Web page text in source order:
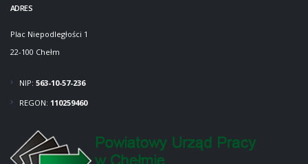
ADRES
Plac Niepodległości 1
22-100 Chełm
NIP: 563-10-57-236
REGON: 110259460